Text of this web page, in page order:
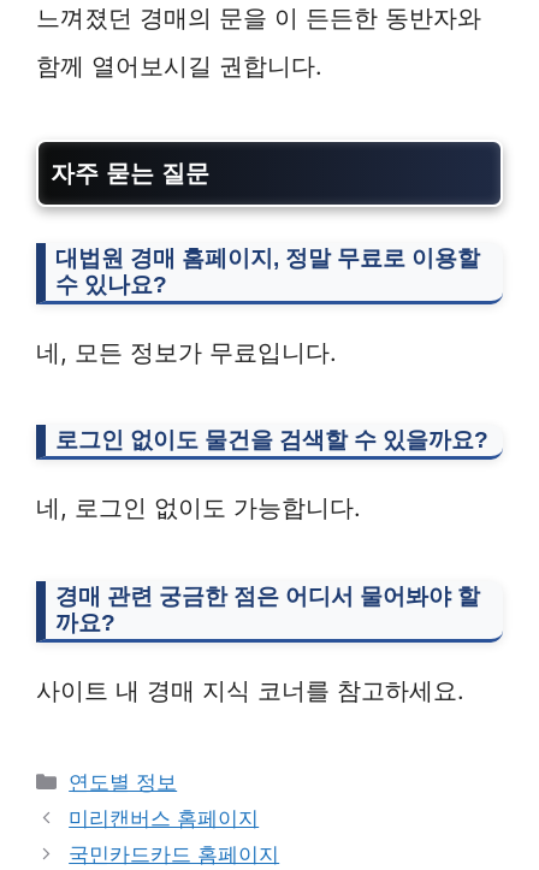
느껴졌던 경매의 문을 이 든든한 동반자와
함께 열어보시길 권합니다.
자주 묻는 질문
대법원 경매 홈페이지, 정말 무료로 이용할
수 있나요?
네, 모든 정보가 무료입니다.
로그인 없이도 물건을 검색할 수 있을까요?
네, 로그인 없이도 가능합니다.
경매 관련 궁금한 점은 어디서 물어봐야 할
까요?
사이트 내 경매 지식 코너를 참고하세요.
Categories
연도별 정보
미리캔버스 홈페이지
국민카드카드 홈페이지